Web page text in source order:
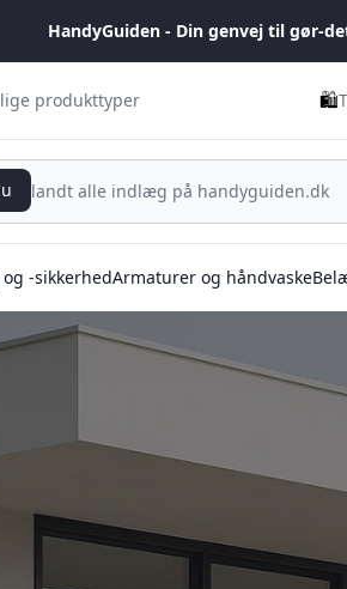
HandyGuiden - Din genvej til gør-
produkttyper 🛍️
-sikkerhedArmaturer og håndvaske